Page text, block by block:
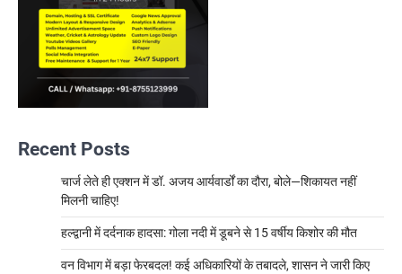
Recent Posts
चार्ज लेते ही एक्शन में डॉ. अजय आर्यवार्डों का दौरा, बोले—शिकायत नहीं
मिलनी चाहिए!
हल्द्वानी में दर्दनाक हादसा: गोला नदी में डूबने से 15 वर्षीय किशोर की मौत
वन विभाग में बड़ा फेरबदल! कई अधिकारियों के तबादले, शासन ने जारी किए